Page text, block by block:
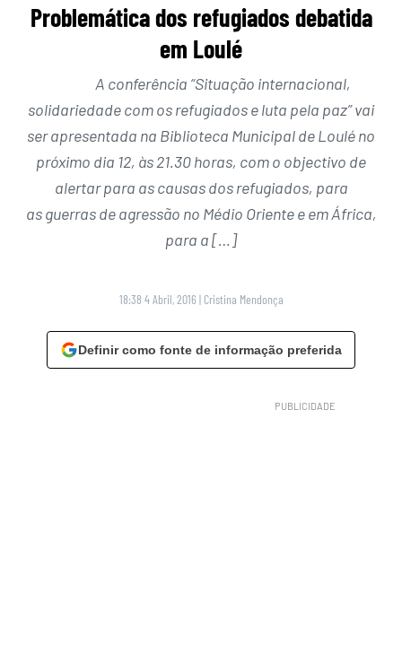
Problemática dos refugiados debatida
em Loulé
A conferência “Situação internacional,
solidariedade com os refugiados e luta pela paz” vai
ser apresentada na Biblioteca Municipal de Loulé no
próximo dia 12, às 21.30 horas, com o objectivo de
alertar para as causas dos refugiados, para
as guerras de agressão no Médio Oriente e em África,
para a […]
18:38 4 Abril, 2016 | Cristina Mendonça
Definir como fonte de informação preferida